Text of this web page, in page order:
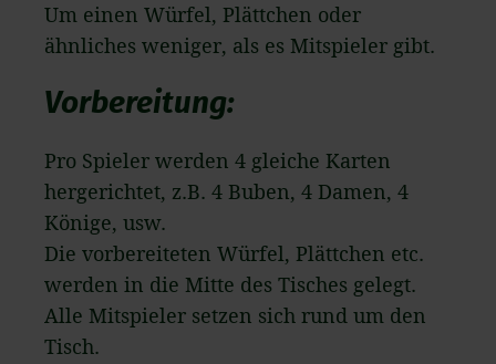
Um einen Würfel, Plättchen oder
ähnliches weniger, als es Mitspieler gibt.
Vorbereitung:
Pro Spieler werden 4 gleiche Karten
hergerichtet, z.B. 4 Buben, 4 Damen, 4
Könige, usw.
Die vorbereiteten Würfel, Plättchen etc.
werden in die Mitte des Tisches gelegt.
Alle Mitspieler setzen sich rund um den
Tisch.